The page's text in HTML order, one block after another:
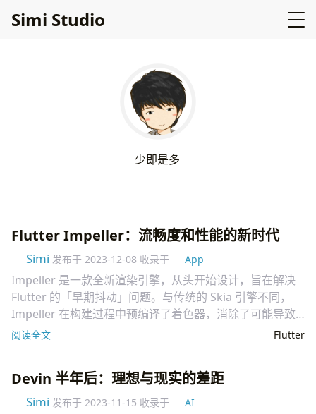
Simi Studio
少即是多
Flutter Impeller：流畅度和性能的新时代
Simi 发布于 2023-12-08 收录于 App
Impeller 是一款全新渲染引擎，从头开始设计，旨在解决
Flutter 的「早期抖动」问题。与传统的 Skia 引擎不同，
Impeller 在构建过程中预编译了着色器，消除了可能导致
偶尔卡顿的运行时编译需求。
阅读全文 Flutter
Devin 半年后：理想与现实的差距
Simi 发布于 2023-11-15 收录于 AI